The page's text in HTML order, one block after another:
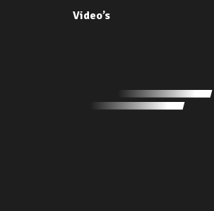
Video’s